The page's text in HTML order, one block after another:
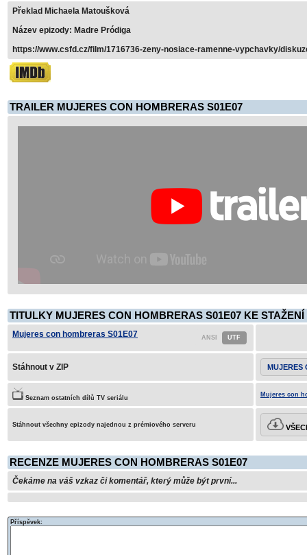
Překlad Michaela Matoušková
Název epizody: Madre Pródiga
https://www.csfd.cz/film/1716736-zeny-nosiace-ramenne-vypchavky/
TRAILER MUJERES CON HOMBRERAS S01E07
TITULKY MUJERES CON HOMBRERAS S01E07 KE STAŽENÍ
Mujeres con hombreras S01E07
Stáhnout v ZIP MUJERES
Seznam ostatních dílů TV seriálu Mujeres con
Stáhnout všechny epizody najednou z prémiového serveru
RECENZE MUJERES CON HOMBRERAS S01E07
Čekáme na váš vzkaz či komentář, který může být první...
Příspěvek: